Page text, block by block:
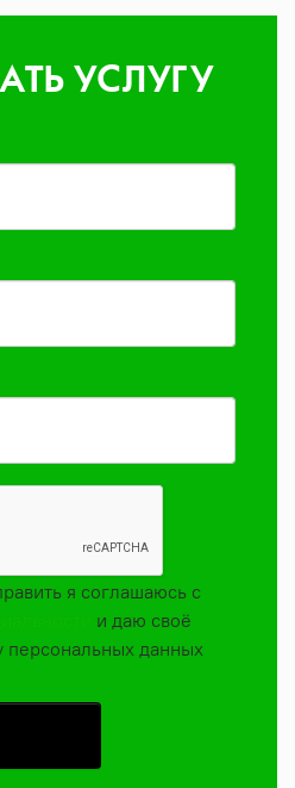
УСЛУГУ
я соглашаюсь с
и даю своё
персональных данных